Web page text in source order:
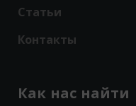
Статьи
Контакты
Как нас найти